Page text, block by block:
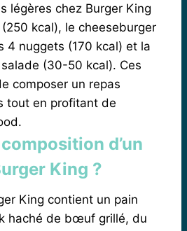
légères chez Burger King
kcal), le cheeseburger
4 nuggets (170 kcal) et la
(30-50 kcal). Ces
composer un repas
tout en profitant de
d’un
King ?
King contient un pain
haché de bœuf grillé, du